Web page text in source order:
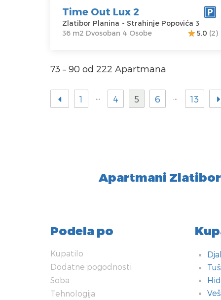
Cena
65 €
Time Out Lux 2
Zlatibor Planina ~ Strahinje Popovića 3
36 m2 Dvosoban 4 Osobe
5.0 (2)
73 – 90 od 222 Apartmana
1 4 5 6 13
Apartmani
Podela po
Kupatilo
Dodatne pogodnosti
Soba
Tehnologija